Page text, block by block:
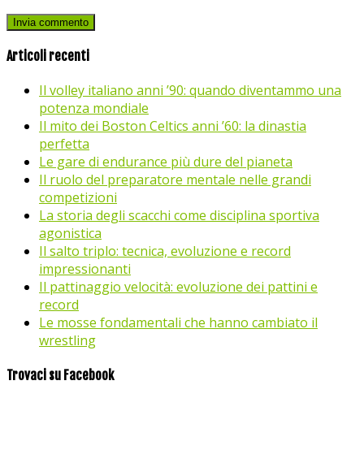
Articoli recenti
Il volley italiano anni ’90: quando diventammo una
potenza mondiale
Il mito dei Boston Celtics anni ’60: la dinastia
perfetta
Le gare di endurance più dure del pianeta
Il ruolo del preparatore mentale nelle grandi
competizioni
La storia degli scacchi come disciplina sportiva
agonistica
Il salto triplo: tecnica, evoluzione e record
impressionanti
Il pattinaggio velocità: evoluzione dei pattini e
record
Le mosse fondamentali che hanno cambiato il
wrestling
Trovaci su Facebook